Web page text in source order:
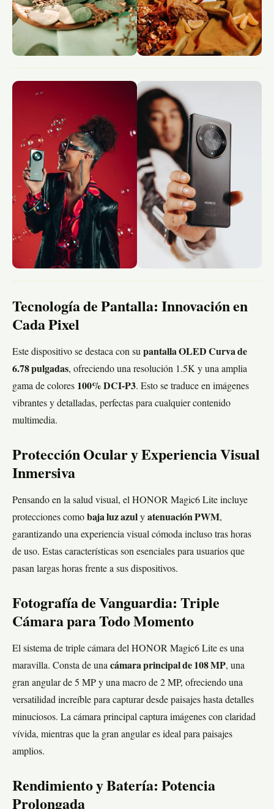
Tecnología de Pantalla: Innovación en
Cada Pixel
Este dispositivo se destaca con su pantalla OLED Curva de
6.78 pulgadas, ofreciendo una resolución 1.5K y una amplia
gama de colores 100% DCI-P3. Esto se traduce en imágenes
vibrantes y detalladas, perfectas para cualquier contenido
multimedia.
Protección Ocular y Experiencia Visual
Inmersiva
Pensando en la salud visual, el HONOR Magic6 Lite incluye
protecciones como baja luz azul y atenuación PWM,
garantizando una experiencia visual cómoda incluso tras horas
de uso. Estas características son esenciales para usuarios que
pasan largas horas frente a sus dispositivos.
Fotografía de Vanguardia: Triple
Cámara para Todo Momento
El sistema de triple cámara del HONOR Magic6 Lite es una
maravilla. Consta de una cámara principal de 108 MP, una
gran angular de 5 MP y una macro de 2 MP, ofreciendo una
versatilidad increíble para capturar desde paisajes hasta detalles
minuciosos. La cámara principal captura imágenes con claridad
vívida, mientras que la gran angular es ideal para paisajes
amplios.
Rendimiento y Batería: Potencia
Prolongada